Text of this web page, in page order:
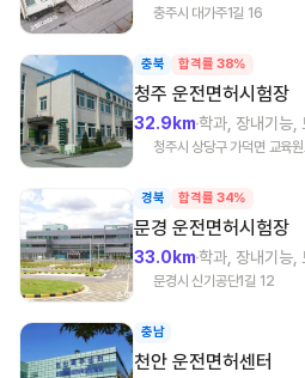
충주시 대가주1길 16
충북 합격률 38%
청주 운전면허시험장
32.9km학과, 장내기능,
청주시 상당구 가덕면 교육
경북 합격률 34%
문경 운전면허시험장
33.0km학과, 장내기능,
문경시 신기공단1길 12
충남
천안 운전면허센터